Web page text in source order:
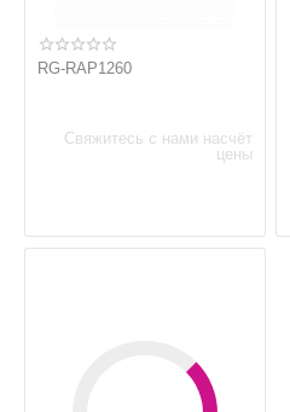
RG-RAP1260
Свяжитесь с нами насчёт
цены